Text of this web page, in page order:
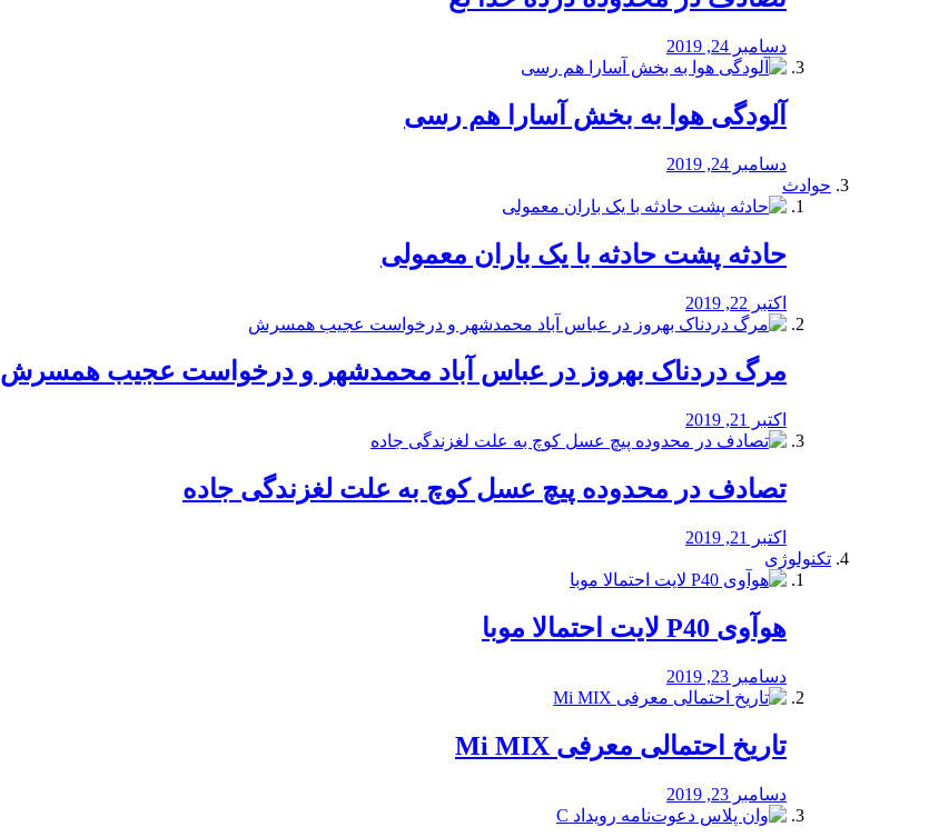
دسامبر 24, 2019
آلودگی هوا به بخش آسارا هم رسی
دسامبر 24, 2019
حوادث
️حادثه پشت حادثه با یک باران معمولی
اکتبر 22, 2019
مرگ دردناک بهروز در عباس آباد محمدشهر و درخواست عجیب همسرش
اکتبر 21, 2019
تصادف در محدوده پیچ عسل کوچ به علت لغزندگی جاده
اکتبر 21, 2019
تکنولوژی
هوآوی P40 لایت احتمالا موبا
دسامبر 23, 2019
تاریخ احتمالی معرفی Mi MIX
دسامبر 23, 2019